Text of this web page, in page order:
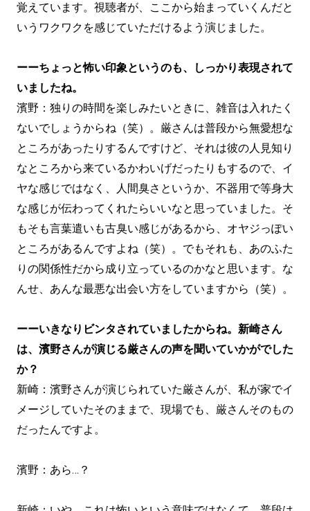
覚えています。視聴者が、ここから始まっていくんだと
いうワクワクを感じていただけるよう演じました。
ーーちょっと怖い印象というのも、しっかり表現されて
いましたね。
濱野：独りの時間を楽しみたいときに、雑音は入れたく
ないでしょうからね（笑）。厳さんは普段から無愛想な
ところがあったりするんですけど、それは彼の人見知り
なところから来ているかわいげだったりもするので、イ
ヤな感じではなく、人間臭さというか、不器用で等身大
な感じが伝わってくれたらいいなと思っていました。そ
もそも言葉遣いも古臭い感じがあるから、オヤジっぽい
ところがあるんですよね（笑）。でもそれも、あのふた
りの関係性だから成り立っているのかなと思います。な
んせ、あんな最悪な出会い方をしていますから（笑）。
ーーいきなりビンタされていましたからね。新崎さん
は、濱野さんが演じる厳さんの声を聞いていかがでした
か？
新崎：濱野さんが演じられていた厳さんが、私が家でイ
メージしていたそのままで、現場でも、厳さんそのもの
だったんですよ。
濱野：あら…？